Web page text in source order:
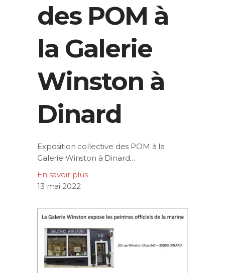
des POM à
la Galerie
Winston à
Dinard
Exposition collective des POM à la
Galerie Winston à Dinard…
En savoir plus
13 mai 2022